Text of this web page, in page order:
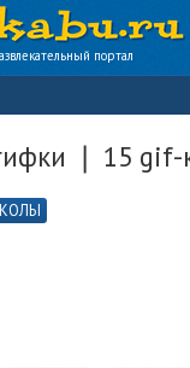
портал
❘ 15 gif-